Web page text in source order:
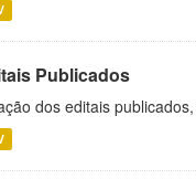
Publicados
dos editais